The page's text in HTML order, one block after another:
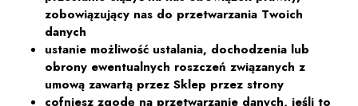
zobowiązujący nas do przetwarzania Twoich
danych
ustanie możliwość ustalania, dochodzenia lub
obrony ewentualnych roszczeń związanych z
umową zawartą przez Sklep przez strony
cofniesz zgodę na przetwarzanie danych, jeśli to